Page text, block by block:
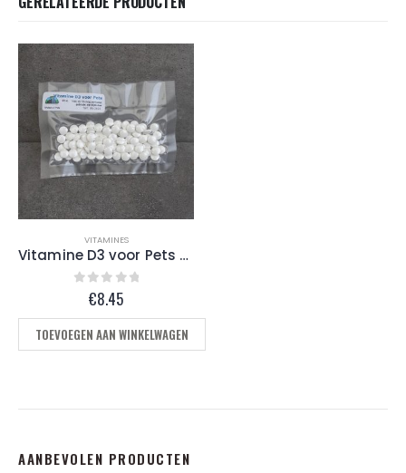
VITAMINES
Vitamine D3 voor Pets (brievenbuspakketje)
out of 5
€8.45
TOEVOEGEN AAN WINKELWAGEN
AANBEVOLEN PRODUCTEN